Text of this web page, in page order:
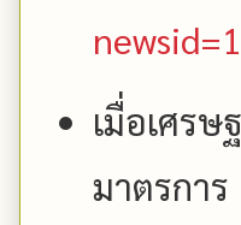
เมื่อเศรษ
มาตรการ